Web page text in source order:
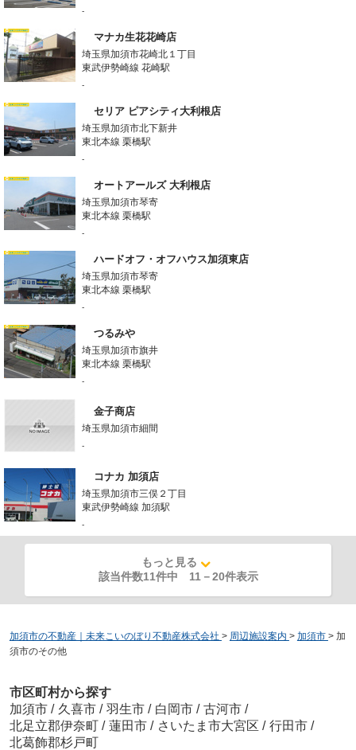
-
マナカ生花花崎店
埼玉県加須市花崎北１丁目
東武伊勢崎線 花崎駅
-
セリア ピアシティ大利根店
埼玉県加須市北下新井
東北本線 栗橋駅
-
オートアールズ 大利根店
埼玉県加須市琴寄
東北本線 栗橋駅
-
ハードオフ・オフハウス加須東店
埼玉県加須市琴寄
東北本線 栗橋駅
-
つるみや
埼玉県加須市旗井
東北本線 栗橋駅
-
金子商店
埼玉県加須市細間
-
コナカ 加須店
埼玉県加須市三俣２丁目
東武伊勢崎線 加須駅
-
もっと見る
該当件数11件中 11 －20件表示
加須市の不動産｜未来こいのぼり不動産株式会社 > 周辺施設案内 > 加須市 > 加
須市のその他
市区町村から探す
加須市 / 久喜市 / 羽生市 / 白岡市 / 古河市 /
北足立郡伊奈町 / 蓮田市 / さいたま市大宮区 / 行田市 /
北葛飾郡杉戸町